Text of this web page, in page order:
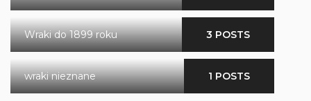
Wraki do 1899 roku 3 POSTS
wraki nieznane 1 POSTS